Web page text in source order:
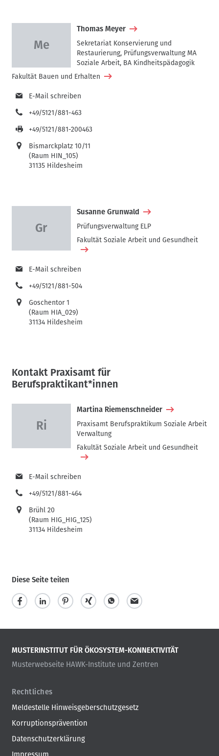
Thomas Meyer
Sekretariat Konservierung und
Restaurierung, Prüfungsverwaltung MA
Soziale Arbeit, BA Kindheitspädagogik
Fakultät Bauen und Erhalten
E-Mail schreiben
+49/5121/881-463
+49/5121/881-200463
Bismarckplatz 10/11
(Raum HIN_105)
31135 Hildesheim
Susanne Grunwald
Prüfungsverwaltung ELP
Fakultät Soziale Arbeit und Gesundheit
E-Mail schreiben
+49/5121/881-504
Goschentor 1
(Raum HIA_029)
31134 Hildesheim
Kontakt Praxisamt für
Berufspraktikant*innen
Martina Riemenschneider
Praxisamt Berufspraktikum Soziale Arbeit
Verwaltung
Fakultät Soziale Arbeit und Gesundheit
E-Mail schreiben
+49/5121/881-464
Brühl 20
(Raum HIG_HIG_125)
31134 Hildesheim
Diese Seite teilen
MUSTERINSTITUT FÜR ÖKOSYSTEM-KONNEKTIVITÄT
Musterwebseite HAWK-Institute und Zentren
Rechtliches
Meldestelle Hinweisgeberschutzgesetz
Korruptionsprävention
Datenschutzerklärung